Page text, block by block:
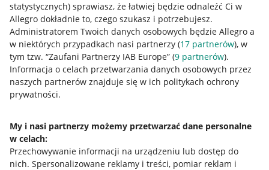
statystycznych) sprawiasz, że łatwiej będzie odnaleźć Ci w
Allegro dokładnie to, czego szukasz i potrzebujesz.
Administratorem Twoich danych osobowych będzie Allegro a
w niektórych przypadkach nasi partnerzy (17 partnerów), w
tym tzw. “Zaufani Partnerzy IAB Europe” (9 partnerów).
Informacja o celach przetwarzania danych osobowych przez
naszych partnerów znajduje się w ich politykach ochrony
prywatności.
My i nasi partnerzy możemy przetwarzać dane personalne
w celach:
Przechowywanie informacji na urządzeniu lub dostęp do
nich. Spersonalizowane reklamy i treści, pomiar reklam i
Przydatne informacje
Jak to działa
Allegro Gadane dla sprzedających
Allegro Gadane dla kupujących